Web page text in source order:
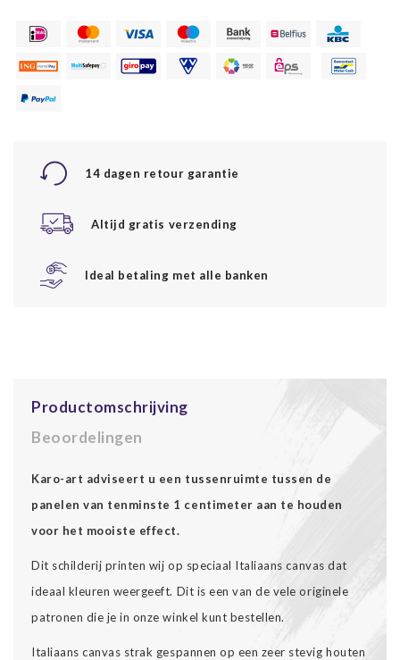
14 dagen retour garantie
Altijd gratis verzending
Ideal betaling met alle banken
Productomschrijving
Beoordelingen
Karo-art adviseert u een tussenruimte tussen de
panelen van tenminste 1 centimeter aan te houden
voor het mooiste effect.
Dit schilderij printen wij op speciaal Italiaans canvas dat
ideaal kleuren weergeeft. Dit is een van de vele originele
patronen die je in onze winkel kunt bestellen.
Italiaans canvas strak gespannen op een zeer stevig houten